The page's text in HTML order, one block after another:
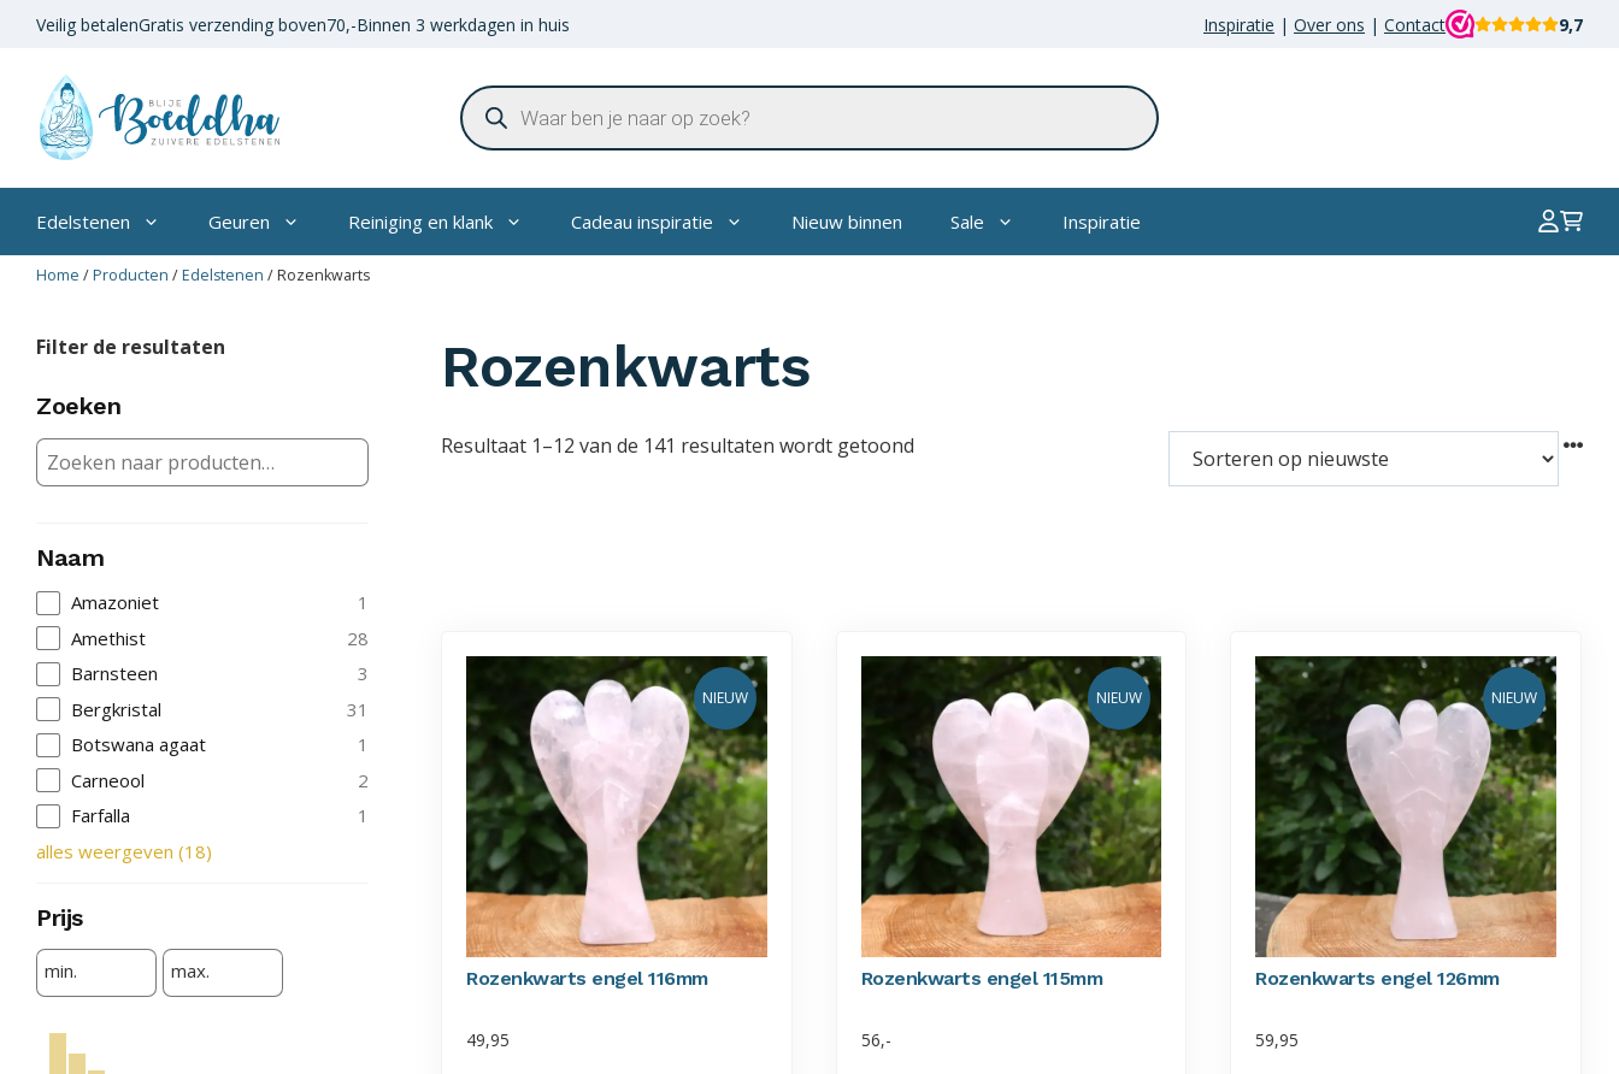
inhoud
Veilig betalenGratis verzending boven70,-Binnen 3 werkdagen in huis Inspiratie | Over ons | Contact 9,7
Producten
zoeken
Edelstenen Geuren Reiniging en klank Cadeau inspiratie Nieuw binnen Sale Inspiratie
Home /Producten /Edelstenen / Rozenkwarts
Filter de resultaten
Zoeken
Naam
Amazoniet
1
Amethist
28
Barnsteen
3
Bergkristal
31
Botswana agaat
1
Carneool
2
Farfalla
1
alles weergeven (18)
Prijs
min. max.
Rozenkwarts
Resultaat 1–12 van de 141 resultaten wordt getoond
NIEUW
Rozenkwarts engel 116mm
49,95
NIEUW
Rozenkwarts engel 115mm
56,-
NIEUW
Rozenkwarts engel 126mm
59,95